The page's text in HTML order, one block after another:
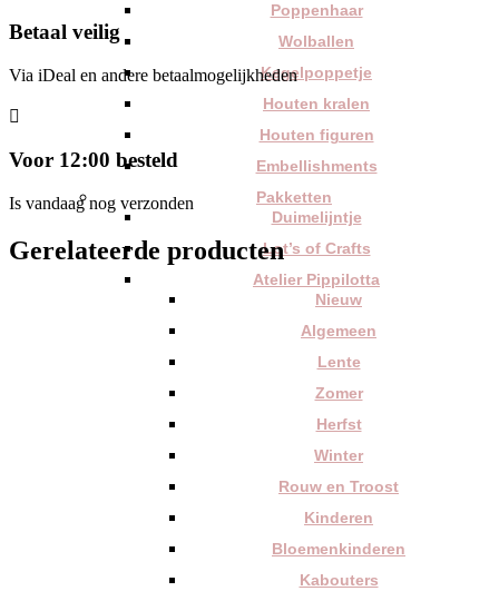
Poppenhaar
Wolballen
Kegelpoppetje
Houten kralen
Houten figuren
Embellishments
Pakketten
Duimelijntje
Lot’s of Crafts
Atelier Pippilotta
Nieuw
Algemeen
Lente
Zomer
Herfst
Winter
Rouw en Troost
Kinderen
Bloemenkinderen
Kabouters
Betaal veilig
Via iDeal en andere betaalmogelijkheden

Voor 12:00 besteld
Is vandaag nog verzonden
Gerelateerde producten